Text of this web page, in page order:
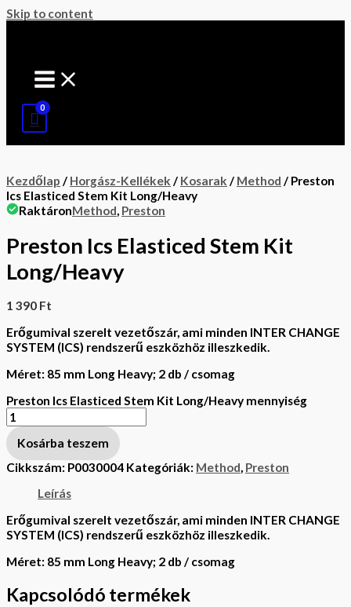
Skip to content
Kezdőlap / Horgász-Kellékek / Kosarak / Method / Preston
Ics Elasticed Stem Kit Long/Heavy
RaktáronMethod, Preston
Preston Ics Elasticed Stem Kit
Long/Heavy
1 390 Ft
Erőgumival szerelt vezetőszár, ami minden INTER CHANGE
SYSTEM (ICS) rendszerű eszközhöz illeszkedik.
Méret: 85 mm Long Heavy; 2 db / csomag
Preston Ics Elasticed Stem Kit Long/Heavy mennyiség
Kosárba teszem
Cikkszám: P0030004 Kategóriák: Method Preston
Leírás
Erőgumival szerelt vezetőszár, ami minden INTER CHANGE
SYSTEM (ICS) rendszerű eszközhöz illeszkedik.
Méret: 85 mm Long Heavy; 2 db / csomag
Kapcsolódó termékek